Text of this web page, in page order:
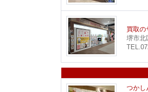
買取の
堺市北
つかし